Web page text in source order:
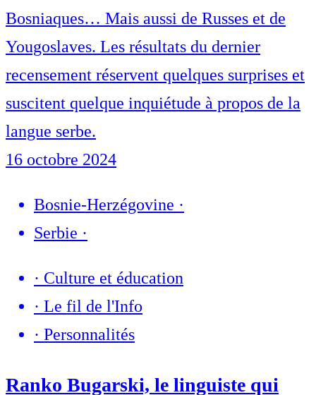
Bosniaques… Mais aussi de Russes et de
Yougoslaves. Les résultats du dernier
recensement réservent quelques surprises et
suscitent quelque inquiétude à propos de la
langue serbe.
16 octobre 2024
Bosnie-Herzégovine ·
Serbie ·
· Culture et éducation
· Le fil de l'Info
· Personnalités
Ranko Bugarski, le linguiste qui